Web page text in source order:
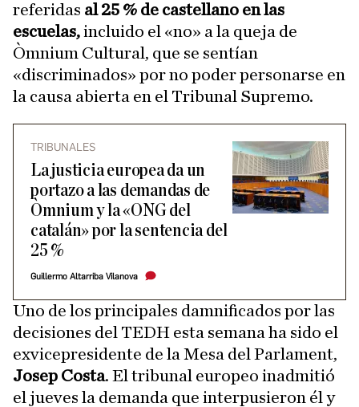
referidas al 25 % de castellano en las
escuelas,incluido el «no» a la queja de
Òmnium Cultural, que se sentían
«discriminados» por no poder personarse en
la causa abierta en el Tribunal Supremo.
TRIBUNALES
La justicia europea da un
portazo a las demandas de
Òmnium y la «ONG del
catalán» por la sentencia del
25 %
Guillermo Altarriba Vilanova
Uno de los principales damnificados por las
decisiones del TEDH esta semana ha sido el
exvicepresidente de la Mesa del Parlament,
Josep Costa. El tribunal europeo inadmitió
el jueves la demanda que interpusieron él y